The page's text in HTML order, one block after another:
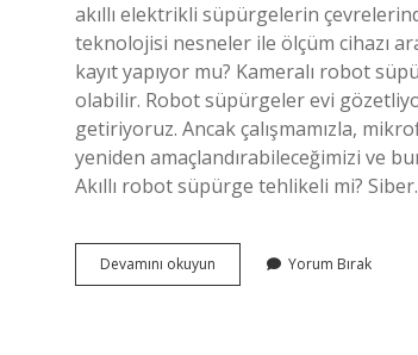
akıllı elektrikli süpürgelerin
teknolojisi nesneler ile ölçüm cihazı
kayıt yapıyor mu? Kameralı robot
olabilir. Robot süpürgeler evi
getiriyoruz. Ancak çalışmamızla,
yeniden amaçlandırabileceğimizi ve
Akıllı robot süpürge tehlikeli mi?
Devamını okuyun
Süpürge
Yorum Bırak